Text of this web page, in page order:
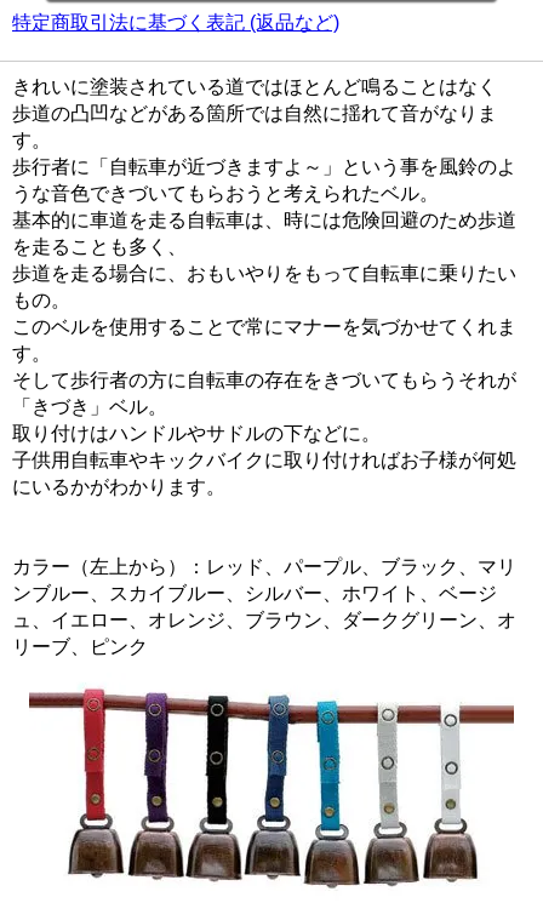
特定商取引法に基づく表記 (返品など)
きれいに塗装されている道ではほとんど鳴ることはなく
歩道の凸凹などがある箇所では自然に揺れて音がなりま
す。
歩行者に「自転車が近づきますよ～」という事を風鈴のよ
うな音色できづいてもらおうと考えられたベル。
基本的に車道を走る自転車は、時には危険回避のため歩道
を走ることも多く、
歩道を走る場合に、おもいやりをもって自転車に乗りたい
もの。
このベルを使用することで常にマナーを気づかせてくれま
す。
そして歩行者の方に自転車の存在をきづいてもらうそれが
「きづき」ベル。
取り付けはハンドルやサドルの下などに。
子供用自転車やキックバイクに取り付ければお子様が何処
にいるかがわかります。
カラー（左上から）：レッド、パープル、ブラック、マリ
ンブルー、スカイブルー、シルバー、ホワイト、ベージ
ュ、イエロー、オレンジ、ブラウン、ダークグリーン、オ
リーブ、ピンク